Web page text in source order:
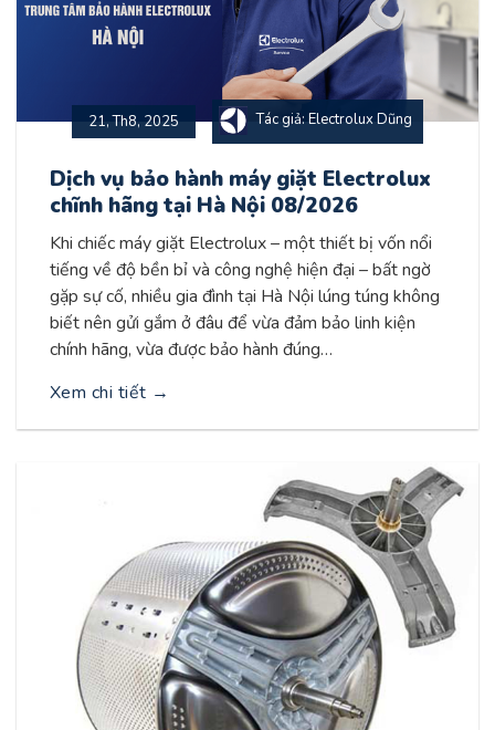
21, Th8, 2025 Tác giả: Electrolux Dũng
Dịch vụ bảo hành máy giặt Electrolux
chĩnh hãng tại Hà Nội 08/2026
Khi chiếc máy giặt Electrolux – một thiết bị vốn nổi
tiếng về độ bền bỉ và công nghệ hiện đại – bất ngờ
gặp sự cố, nhiều gia đình tại Hà Nội lúng túng không
biết nên gửi gắm ở đâu để vừa đảm bảo linh kiện
chính hãng, vừa được bảo hành đúng…
Xem chi tiết →